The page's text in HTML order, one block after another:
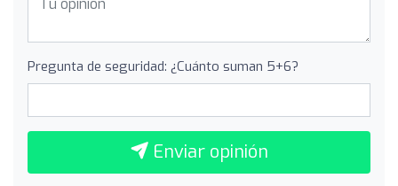
Pregunta de seguridad: ¿Cuánto suman 5+6?
Enviar opinión